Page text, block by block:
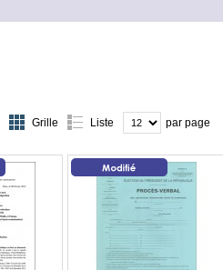
par page
Grille Liste